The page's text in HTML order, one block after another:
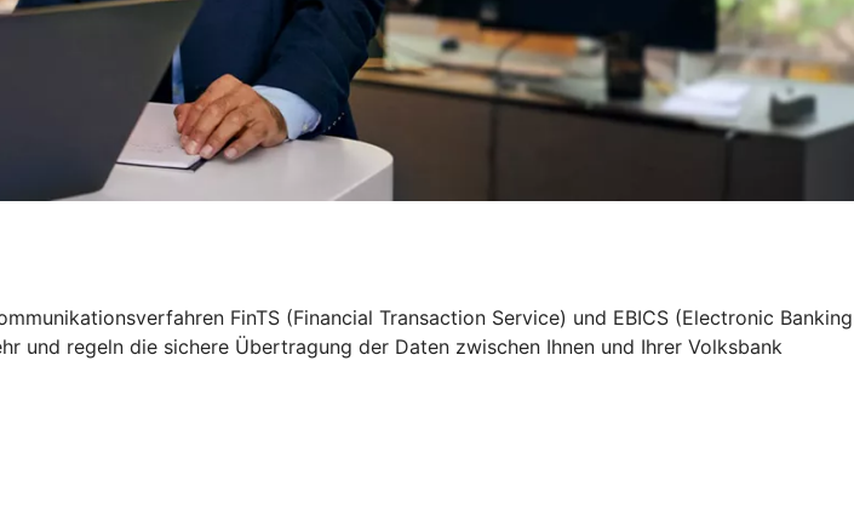
FinTS (Financial Transaction Service) und EBICS (Electronic Banking
und regeln die sichere Übertragung der Daten zwischen Ihnen und Ihrer Volksbank